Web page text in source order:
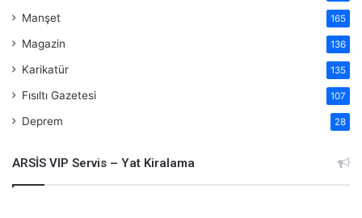
Manşet 165
Magazin 136
Karikatür 135
Fısıltı Gazetesi 107
Deprem 28
ARSİS VIP Servis – Yat Kiralama